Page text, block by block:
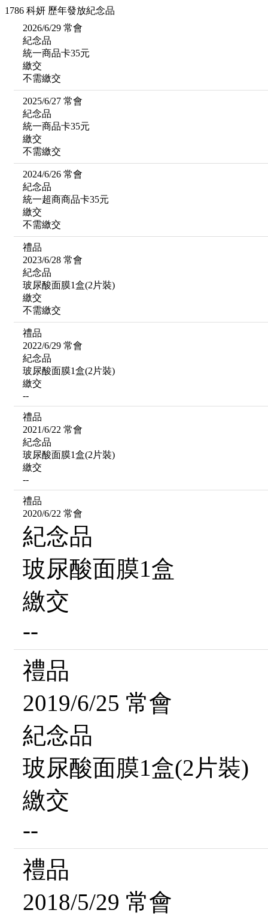
1786 科妍 歷年發放紀念品
2026/6/29 常會
紀念品
統一商品卡35元
繳交
不需繳交
2025/6/27 常會
紀念品
統一商品卡35元
繳交
不需繳交
2024/6/26 常會
紀念品
統一超商商品卡35元
繳交
不需繳交
禮品
2023/6/28 常會
紀念品
玻尿酸面膜1盒(2片裝)
繳交
不需繳交
禮品
2022/6/29 常會
紀念品
玻尿酸面膜1盒(2片裝)
繳交
--
禮品
2021/6/22 常會
紀念品
玻尿酸面膜1盒(2片裝)
繳交
--
禮品
2020/6/22 常會
紀念品
玻尿酸面膜1盒
繳交
--
禮品
2019/6/25 常會
紀念品
玻尿酸面膜1盒(2片裝)
繳交
--
禮品
2018/5/29 常會